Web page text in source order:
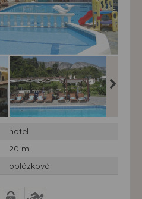
Řecko, Samos, Kokkari -
hotel Kokkari Beach
hotel
20 m
oblázková